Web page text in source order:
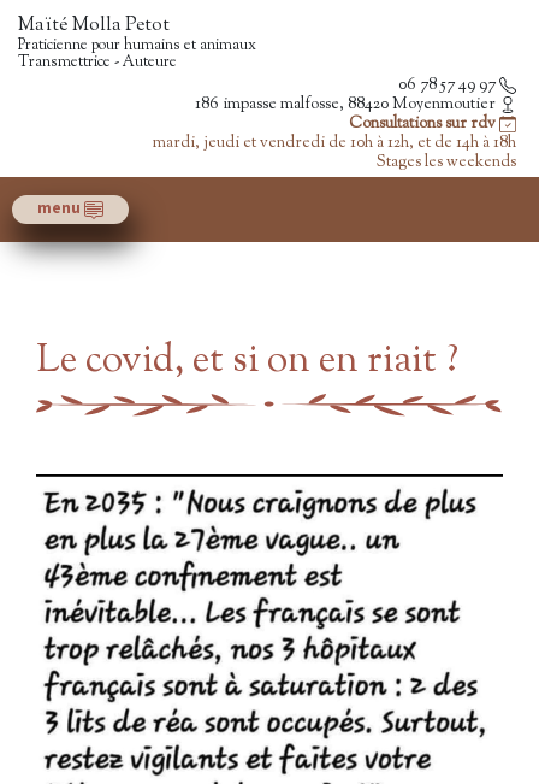
Maïté Molla Petot
Praticienne pour humains et animaux
Transmettrice - Auteure
06 78 57 49 97
186 impasse malfosse, 88420 Moyenmoutier
Consultations sur rdv
mardi, jeudi et vendredi de 10h à 12h, et de 14h à 18h
Stages les weekends
menu
Le covid, et si on en riait ?